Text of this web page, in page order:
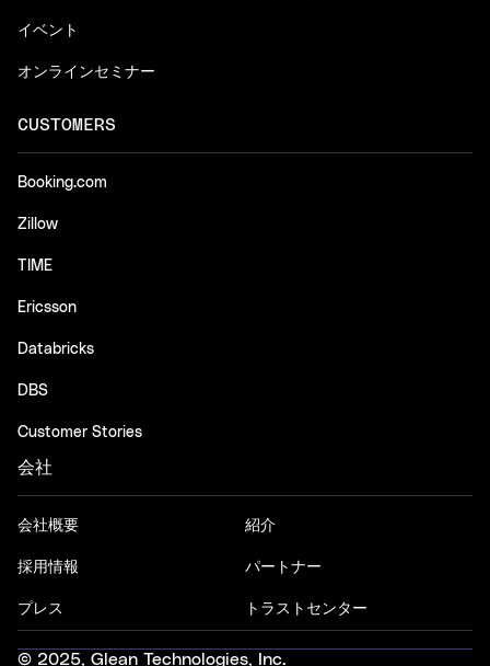
イベント
オンラインセミナー
CUSTOMERS
Booking.com
Zillow
TIME
Ericsson
Databricks
DBS
Customer Stories
会社
会社概要
採用情報
プレス
紹介
パートナー
トラストセンター
© 2025, Glean Technologies, Inc.